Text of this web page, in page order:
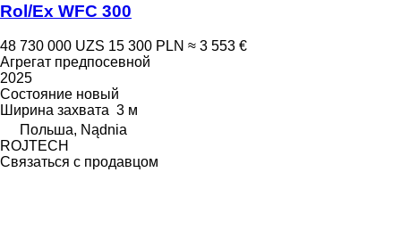
Rol/Ex WFC 300
48 730 000 UZS 15 300 PLN ≈ 3 553 €
Агрегат предпосевной
2025
Состояние новый
Ширина захвата 3 м
Польша, Nądnia
ROJTECH
Связаться с продавцом